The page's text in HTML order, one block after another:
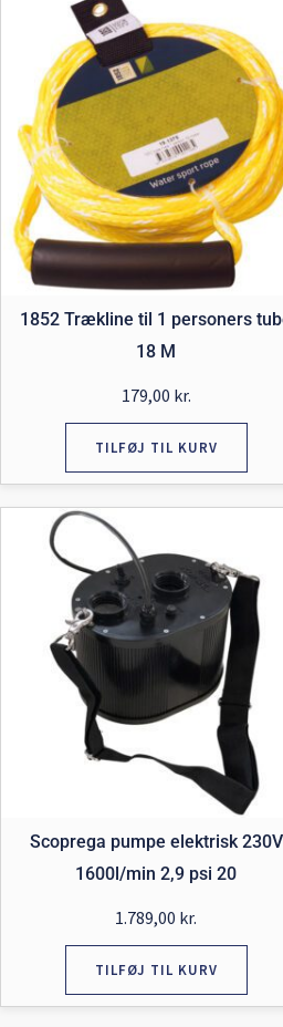
1852 Trækline til 1 personers
18 M
179,00 kr.
TILFØJ TIL KURV
Scoprega pumpe elektrisk 230V
1600l/min 2,9 psi 20
1.789,00 kr.
TILFØJ TIL KURV